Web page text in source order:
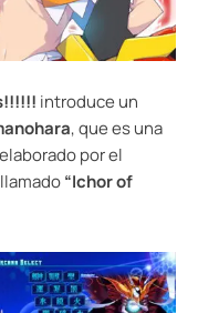
introduce un
, que es una
por el
“Ichor of